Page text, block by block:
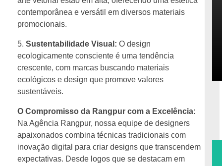
contemporânea e versátil em diversos materiais
promocionais.
Sustentabilidade Visual: O design
ecologicamente consciente é uma tendência
crescente, com marcas buscando materiais
ecológicos e design que promove valores
sustentáveis.
O Compromisso da Rangpur com a Excelência:
Na Agência Rangpur, nossa equipe de designers
apaixonados combina técnicas tradicionais com
inovação digital para criar designs que transcendem
expectativas. Desde logos que se destacam em